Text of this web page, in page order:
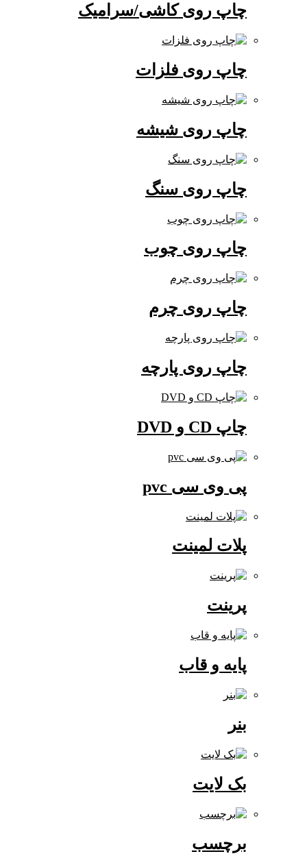
چاپ روی کاشی/سرامیک
چاپ روی فلزات
چاپ روی شیشه
چاپ روی سنگ
چاپ روی چوب
چاپ روی چرم
چاپ روی پارچه
پی وی سی pvc
پلات لمینت
پایه و قاب